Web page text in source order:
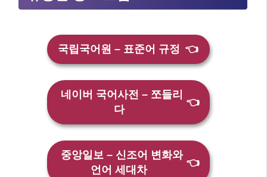
국립국어원 – 표준어 규정👈
네이버 국어사전 – 쪼들리
다
👈
중앙일보 – 신조어 변화와
언어 세대차
👈